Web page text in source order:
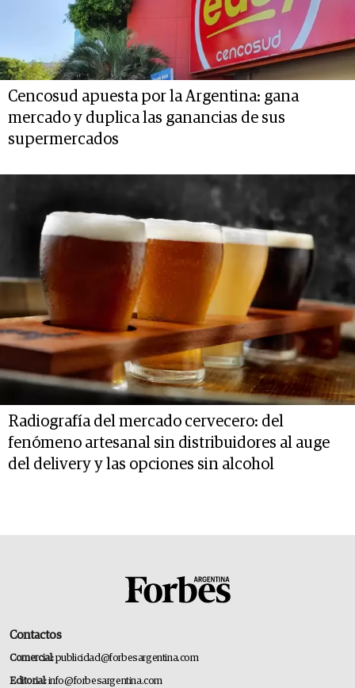
Cencosud apuesta por la Argentina: gana
mercado y duplica las ganancias de sus
supermercados
Radiografía del mercado cervecero: del
fenómeno artesanal sin distribuidores al auge
del delivery y las opciones sin alcohol
Contactos
Comercial:publicidad@forbesargentina.com
Editorial:info@forbesargentina.com